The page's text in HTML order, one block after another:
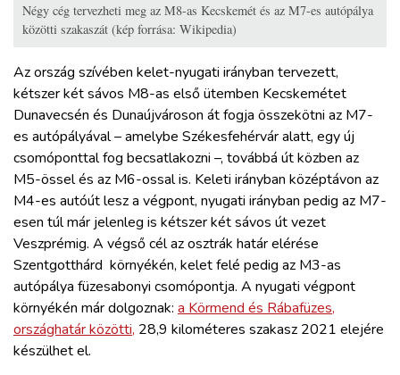
Négy cég tervezheti meg az M8-as Kecskemét és az M7-es autópálya
közötti szakaszát (kép forrása: Wikipedia)
Az ország szívében kelet-nyugati irányban tervezett,
kétszer két sávos M8-as első ütemben Kecskemétet
Dunavecsén és Dunaújvároson át fogja összekötni az M7-
es autópályával – amelybe Székesfehérvár alatt, egy új
csomóponttal fog becsatlakozni –, továbbá út közben az
M5-össel és az M6-ossal is. Keleti irányban középtávon az
M4-es autóút lesz a végpont, nyugati irányban pedig az M7-
esen túl már jelenleg is kétszer két sávos út vezet
Veszprémig. A végső cél az osztrák határ elérése
Szentgotthárd környékén, kelet felé pedig az M3-as
autópálya füzesabonyi csomópontja. A nyugati végpont
környékén már dolgoznak: a Körmend és Rábafüzes,
országhatár közötti, 28,9 kilométeres szakasz 2021 elejére
készülhet el.